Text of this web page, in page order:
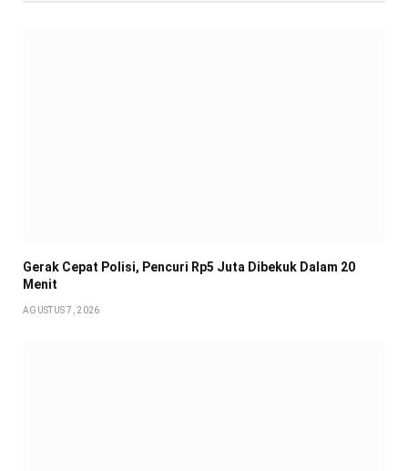
Gerak Cepat Polisi, Pencuri Rp5 Juta Dibekuk Dalam 20
Menit
AGUSTUS 7, 2026